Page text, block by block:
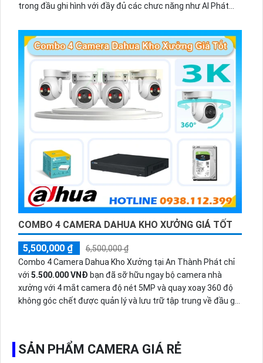
trong đầu ghi hình với đầy đủ các chưc năng như AI Phát
có màu vào ban đêm
COMBO 4 CAMERA DAHUA KHO XƯỞNG GIÁ TỐT
5,500,000 ₫
6,500,000 ₫
Combo 4 Camera Dahua Kho Xưởng tại An Thành Phát chỉ
với 5.500.000 VNĐ bạn đã sỡ hữu ngay bộ camera nhà
xưởng với 4 mắt camera độ nét 5MP và quay xoay 360 độ
không góc chết được quản lý và lưu trữ tập trung về đầu ghi
SẢN PHẨM CAMERA GIÁ RẺ